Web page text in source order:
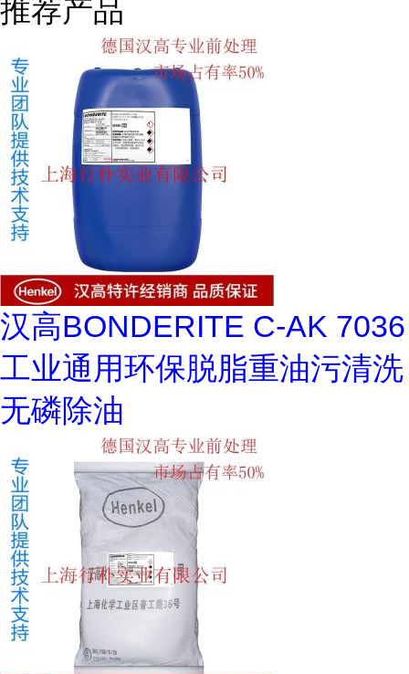
推荐产品
汉高BONDERITE C-AK 7036
工业通用环保脱脂重油污清洗
无磷除油